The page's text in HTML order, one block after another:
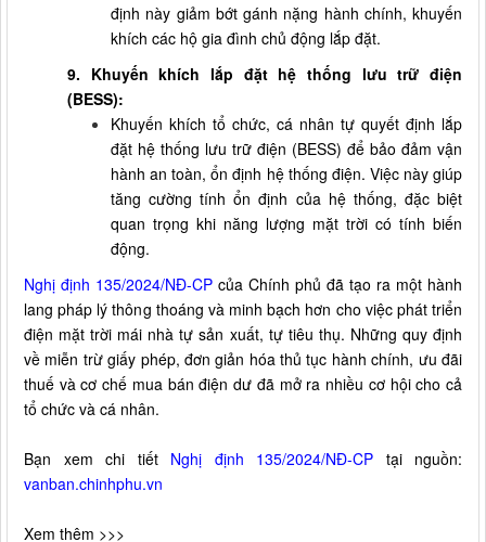
định này giảm bớt gánh nặng hành chính, khuyến
khích các hộ gia đình chủ động lắp đặt.
9. Khuyến khích lắp đặt hệ thống lưu trữ điện
(BESS):
Khuyến khích tổ chức, cá nhân tự quyết định lắp
đặt hệ thống lưu trữ điện (BESS) để bảo đảm vận
hành an toàn, ổn định hệ thống điện. Việc này giúp
tăng cường tính ổn định của hệ thống, đặc biệt
quan trọng khi năng lượng mặt trời có tính biến
động.
Nghị định 135/2024/NĐ-CP của Chính phủ đã tạo ra một hành
lang pháp lý thông thoáng và minh bạch hơn cho việc phát triển
điện mặt trời mái nhà tự sản xuất, tự tiêu thụ. Những quy định
về miễn trừ giấy phép, đơn giản hóa thủ tục hành chính, ưu đãi
thuế và cơ chế mua bán điện dư đã mở ra nhiều cơ hội cho cả
tổ chức và cá nhân.
Bạn xem chi tiết Nghị định 135/2024/NĐ-CP tại nguồn:
vanban.chinhphu.vn
Xem thêm >>>